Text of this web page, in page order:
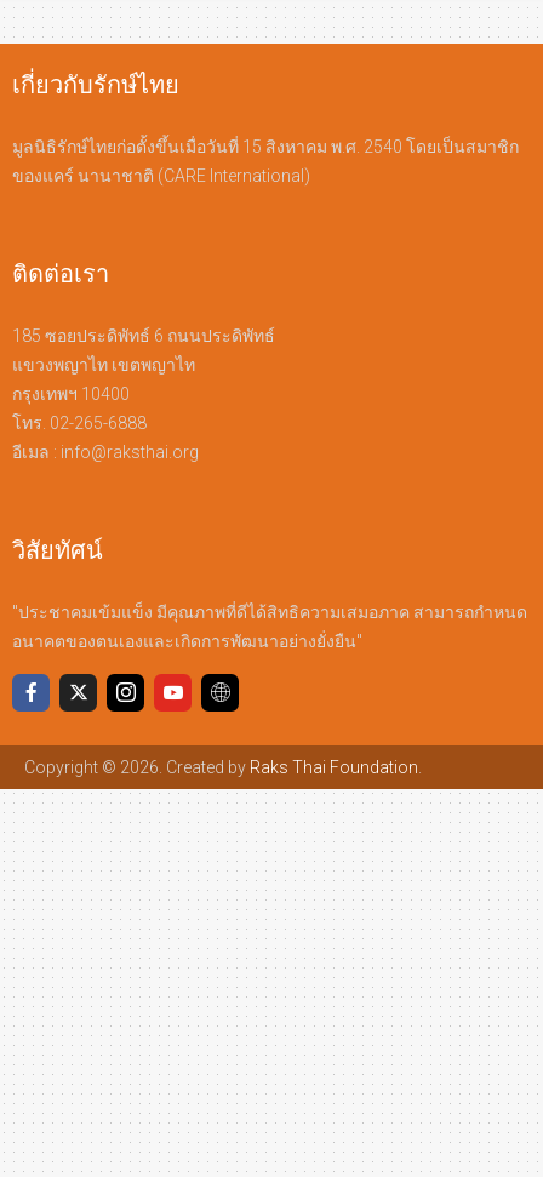
เกี่ยวกับรักษ์ไทย
มูลนิธิรักษ์ไทยก่อตั้งขึ้นเมื่อวันที่ 15 สิงหาคม พ.ศ. 2540 โดยเป็นสมาชิก
ของแคร์ นานาชาติ (CARE International)
ติดต่อเรา
185 ซอยประดิพัทธ์ 6 ถนนประดิพัทธ์
แขวงพญาไท เขตพญาไท
กรุงเทพฯ 10400
โทร. 02-265-6888
อีเมล : info@raksthai.org
วิสัยทัศน์
"ประชาคมเข้มแข็ง มีคุณภาพที่ดีได้สิทธิความเสมอภาค สามารถกำหนด
อนาคตของตนเองและเกิดการพัฒนาอย่างยั่งยืน"
Copyright © 2026. Created by Raks Thai Foundation